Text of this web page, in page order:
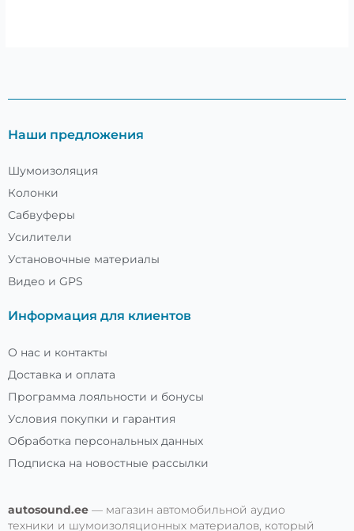
Наши предложения
Шумоизоляция
Колонки
Сабвуферы
Усилители
Установочные материалы
Видео и GPS
Информация для клиентов
О нас и контакты
Доставка и оплата
Программа лояльности и бонусы
Условия покупки и гарантия
Обработка персональных данных
Подписка на новостные рассылки
autosound.ee — магазин автомобильной аудио
техники и шумоизоляционных материалов, который